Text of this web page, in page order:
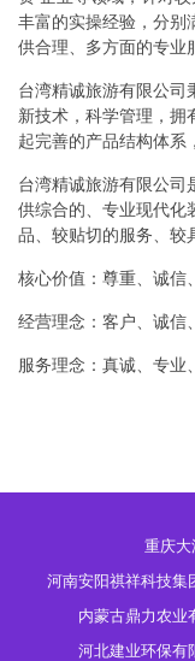
丰富的实操经验，分别
供合理、多方面的专业
台湾精诚旅游有限公司
新技术，科学管理，拥
起完善的产品结构体系
台湾精诚旅游有限公司
供综合的、专业现代化
品、较贴切的服务、较
核心价值：尊重、诚信
经营理念：客户、诚信
服务理念：真诚、专业
重庆大
河南安阳祺祥科技集
内蒙古鼎力农业
河北建业环保有